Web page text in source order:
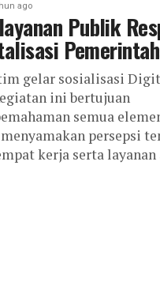
ago
Publik
gelar sosialisasi
ini bertujuan
semua
persepsi
kerja serta layanan